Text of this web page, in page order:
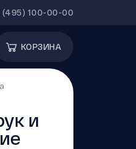
(495) 100-00-00
КОРЗИНА
и